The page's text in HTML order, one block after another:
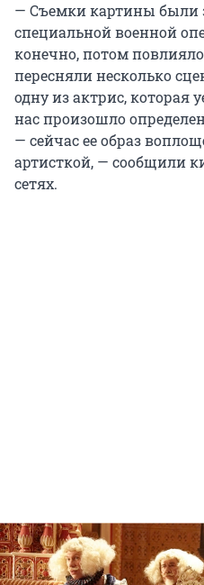
— Съемки картины были
специальной военной
конечно, потом
пересняли несколько
одну из актрис, которая
нас произошло
— сейчас ее образ
артисткой, — сообщили
сетях.